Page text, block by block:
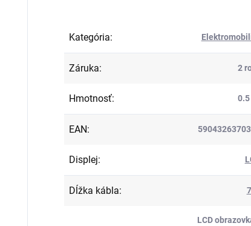
Kategória:
Záruka: 2
Hmotnosť: 0.5
EAN:
Displej:
Dĺžka kábla:
LCD